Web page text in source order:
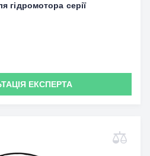
гідромотора серії
ЕКСПЕРТА